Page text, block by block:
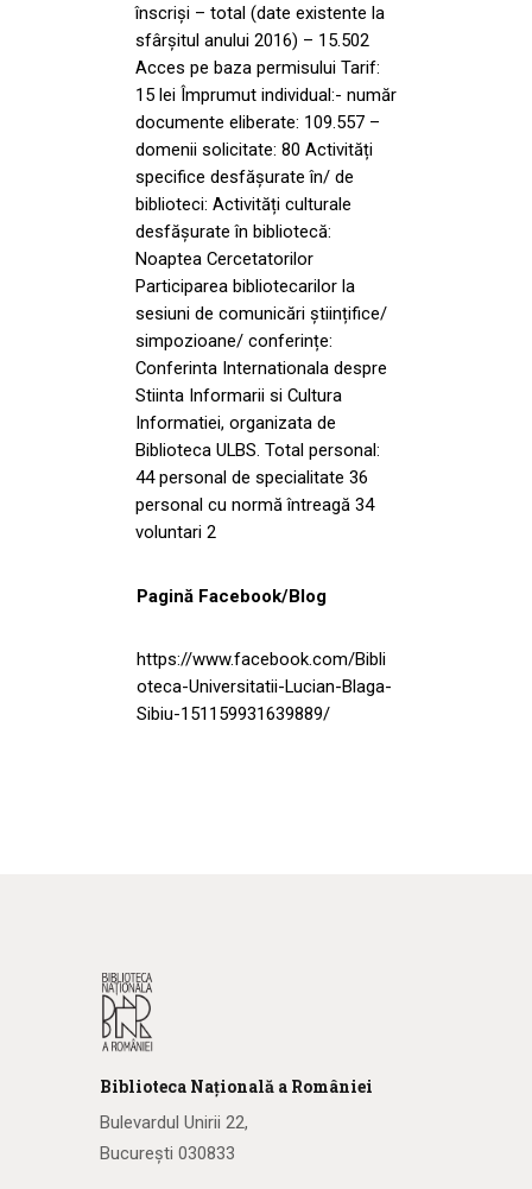
înscriși – total (date existente la
sfârșitul anului 2016) – 15.502
Acces pe baza permisului Tarif:
15 lei Împrumut individual:- număr
documente eliberate: 109.557 –
domenii solicitate: 80 Activități
specifice desfășurate în/ de
biblioteci: Activități culturale
desfășurate în bibliotecă:
Noaptea Cercetatorilor
Participarea bibliotecarilor la
sesiuni de comunicări științifice/
simpozioane/ conferințe:
Conferinta Internationala despre
Stiinta Informarii si Cultura
Informatiei, organizata de
Biblioteca ULBS. Total personal:
44 personal de specialitate 36
personal cu normă întreagă 34
voluntari 2
Pagină Facebook/Blog
https://www.facebook.com/Bibli
oteca-Universitatii-Lucian-Blaga-
Sibiu-151159931639889/
Biblioteca Națională a României
Bulevardul Unirii 22,
București 030833